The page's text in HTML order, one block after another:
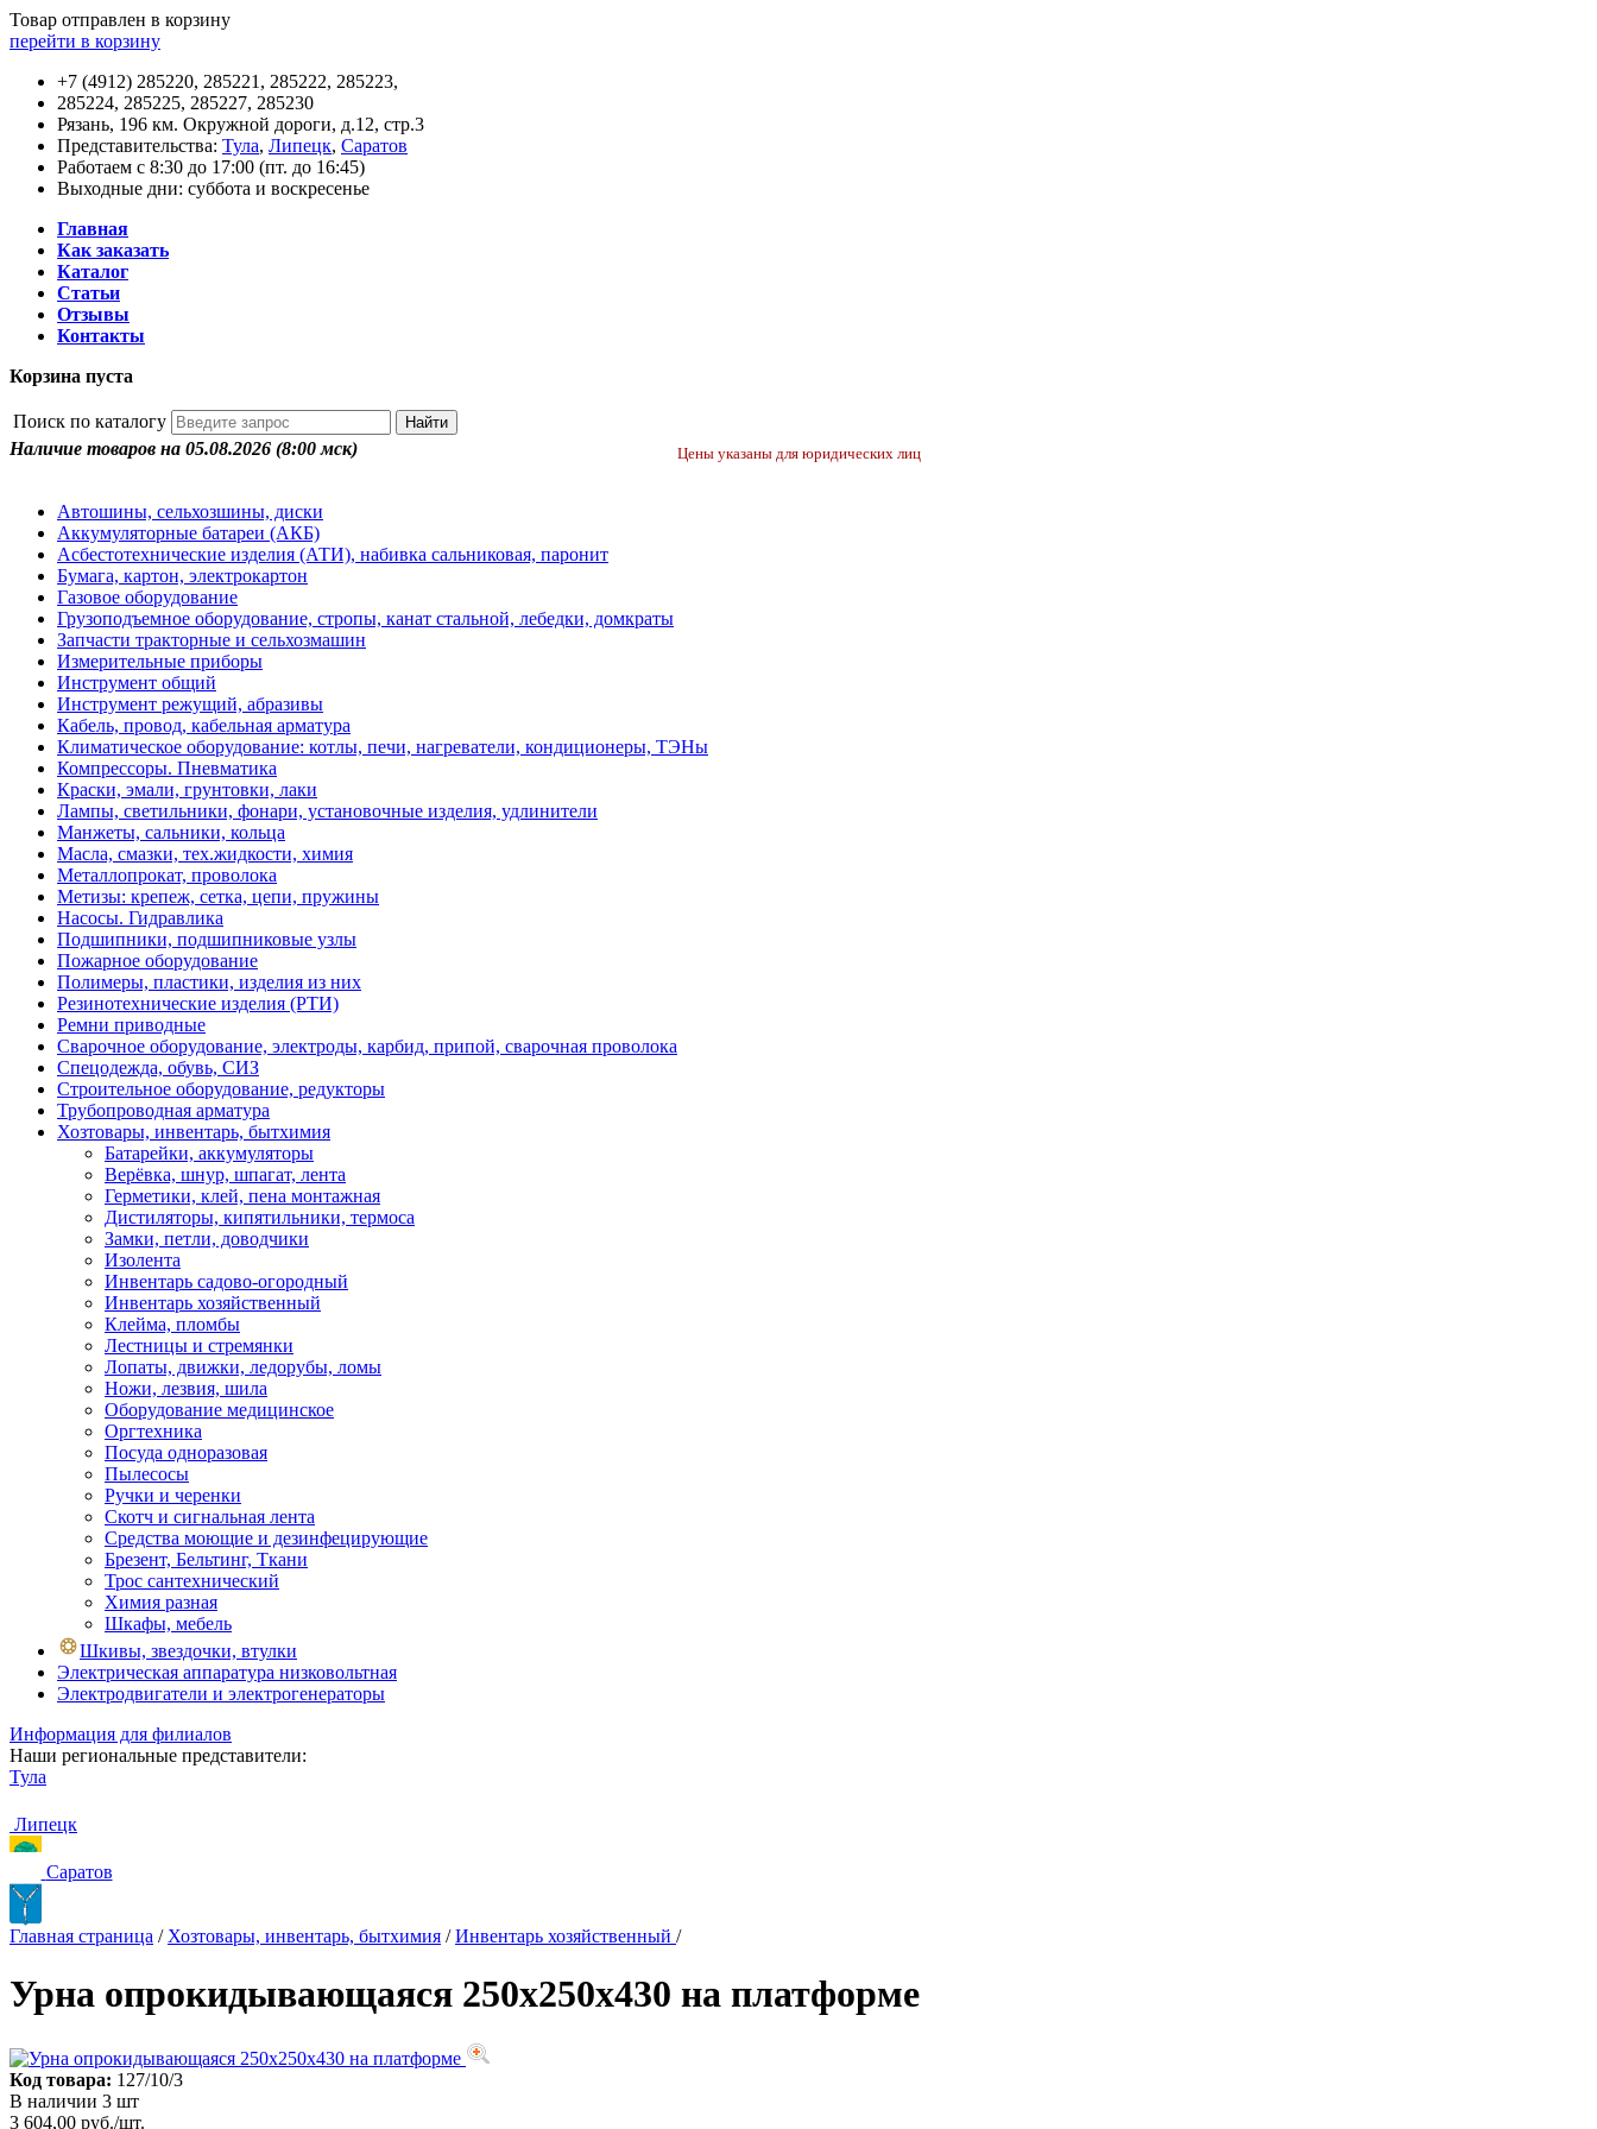
Товар отправлен в корзину
перейти в корзину
+7 (4912) 285220, 285221, 285222, 285223,
285224, 285225, 285227, 285230
Рязань, 196 км. Окружной дороги, д.12, стр.3
Представительства: Тула, Липецк, Саратов
Работаем с 8:30 до 17:00 (пт. до 16:45)
Выходные дни: суббота и воскресенье
Главная
Как заказать
Каталог
Статьи
Отзывы
Контакты
Корзина пуста
Поиск по каталогу
Наличие товаров на 05.08.2026 (8:00 мск) Цены указаны для юридических лиц
Автошины, сельхозшины, диски
Аккумуляторные батареи (АКБ)
Асбестотехнические изделия (АТИ), набивка сальниковая, паронит
Бумага, картон, электрокартон
Газовое оборудование
Грузоподъемное оборудование, стропы, канат стальной, лебедки, домкраты
Запчасти тракторные и сельхозмашин
Измерительные приборы
Инструмент общий
Инструмент режущий, абразивы
Кабель, провод, кабельная арматура
Климатическое оборудование: котлы, печи, нагреватели, кондиционеры, ТЭНы
Компрессоры. Пневматика
Краски, эмали, грунтовки, лаки
Лампы, светильники, фонари, установочные изделия, удлинители
Манжеты, сальники, кольца
Масла, смазки, тех.жидкости, химия
Металлопрокат, проволока
Метизы: крепеж, сетка, цепи, пружины
Насосы. Гидравлика
Подшипники, подшипниковые узлы
Пожарное оборудование
Полимеры, пластики, изделия из них
Резинотехнические изделия (РТИ)
Ремни приводные
Сварочное оборудование, электроды, карбид, припой, сварочная проволока
Спецодежда, обувь, СИЗ
Строительное оборудование, редукторы
Трубопроводная арматура
Хозтовары, инвентарь, бытхимия
Батарейки, аккумуляторы
Верёвка, шнур, шпагат, лента
Герметики, клей, пена монтажная
Дистиляторы, кипятильники, термоса
Замки, петли, доводчики
Изолента
Инвентарь садово-огородный
Инвентарь хозяйственный
Клейма, пломбы
Лестницы и стремянки
Лопаты, движки, ледорубы, ломы
Ножи, лезвия, шила
Оборудование медицинское
Оргтехника
Посуда одноразовая
Пылесосы
Ручки и черенки
Скотч и сигнальная лента
Средства моющие и дезинфецирующие
Брезент, Бельтинг, Ткани
Трос сантехнический
Химия разная
Шкафы, мебель
Шкивы, звездочки, втулки
Электрическая аппаратура низковольтная
Электродвигатели и электрогенераторы
Информация для филиалов
Наши региональные представители:
Тула
Липецк
Саратов
Главная страница / Хозтовары, инвентарь, бытхимия / Инвентарь хозяйственный /
Урна опрокидывающаяся 250х250х430 на платформе
Код товара: 127/10/3
В наличии 3 шт
3 604,00 руб./шт.